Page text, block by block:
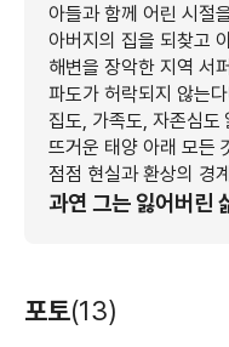
아들과 함께 어린 시절
아버지의 집을 되찾고
해변을 장악한 지역 서
파도가 허락되지 않는
집도, 가족도, 자존심도
뜨거운 태양 아래 모든
점점 현실과 환상의 경
과연 그는 잃어버린
포토(13)